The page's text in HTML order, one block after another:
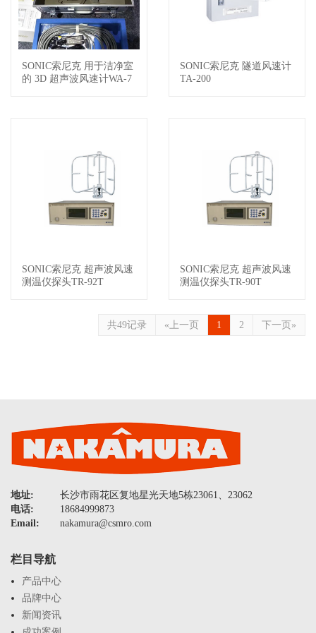
查看详情
SONIC索尼克 用于洁净室
的 3D 超声波风速计WA-7
查看详情
SONIC索尼克 隧道风速计
TA-200
查看详情
SONIC索尼克 超声波风速
测温仪探头TR-92T
查看详情
SONIC索尼克 超声波风速
测温仪探头TR-90T
共49记录 «上一页 1 2 下一页»
地址:
长沙市雨花区复地星光天地5栋23061、23062
电话:
18684999873
Email:
nakamura@csmro.com
栏目导航
产品中心
品牌中心
新闻资讯